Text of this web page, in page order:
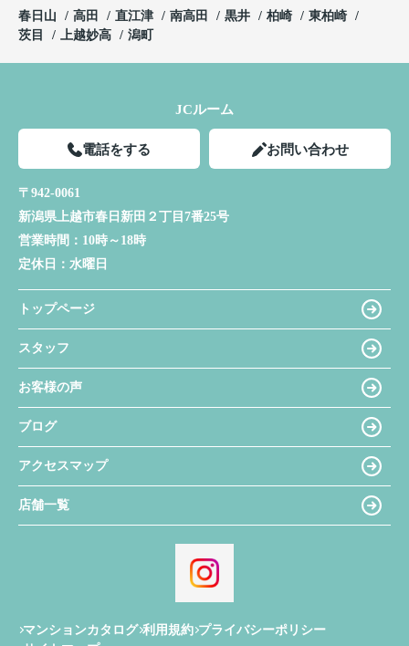
春日山
高田 直江津 南高田 黒井 柏崎
東柏崎
茨目
上越妙高 潟町
JCルーム
電話をする お問い合わせ
〒942-0061
新潟県上越市春日新田２丁目7番25号
営業時間： 10時～18時
定休日： 水曜日
トップページ
スタッフ
お客様の声
ブログ
アクセスマップ
店舗一覧
マンションカタログ 利用規約 プライバシーポリシー